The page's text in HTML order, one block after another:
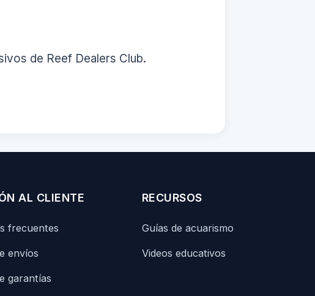
de Reef Dealers Club.
AL CLIENTE
frecuentes
envíos
garantías
RECURSOS
Guías de acuarismo
Videos educativos